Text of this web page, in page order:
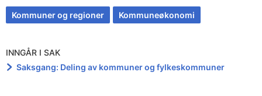
Kommuner og regioner Kommuneøkonomi
INNGÅR I SAK
Saksgang: Deling av kommuner og fylkeskommuner